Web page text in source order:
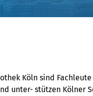
Köln sind
unter- stützen Kölner